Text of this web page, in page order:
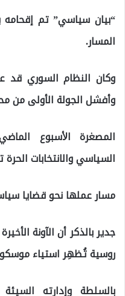
“بيان سياسي” تم
المسار.
وكان النظام السوري قد
وأفشل الجولة الأولى من
المصغرة اﻷسبوع
السياسي والانتخابات
مسار عملها نحو قضايا
جدير بالذكر أن الآونة
روسية تُظهِر استياء
بالسلطة وإدارته